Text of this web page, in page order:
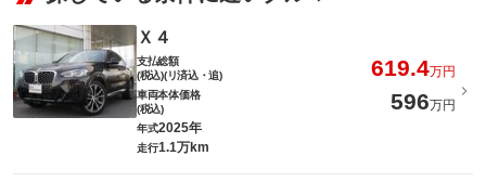
Ｘ４
支払総額
(税込)(リ済込・追)
619.4万円
車両本体価格
(税込)
596万円
年式2025年
走行1.1万km